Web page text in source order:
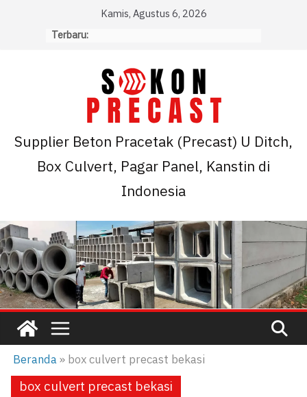
Kamis, Agustus 6, 2026
Terbaru:
Supplier Beton Pracetak (Precast) U Ditch,
Box Culvert, Pagar Panel, Kanstin di
Indonesia
Beranda» box culvert precast bekasi
box culvert precast bekasi